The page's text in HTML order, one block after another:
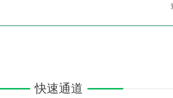
快速通道